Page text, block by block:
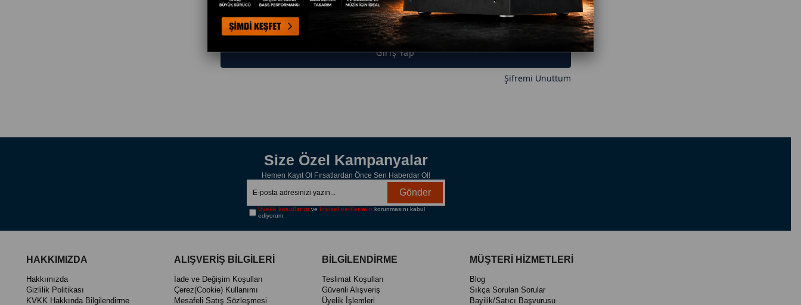
Giriş Yap
Şifremi Unuttum
Size Özel Kampanyalar
Hemen Kayıt Ol Fırsatlardan Önce Sen Haberdar Ol!
Gönder
Üyelik koşullarını ve kişisel verileriminkorunmasını kabul
ediyorum.
HAKKIMIZDA
Hakkımızda
Gizlilik Politikası
KVKK Hakkında Bilgilendirme
ALIŞVERİŞ BİLGİLERİ
İade ve Değişim Koşulları
Çerez(Cookie) Kullanımı
Mesafeli Satış Sözleşmesi
BİLGİLENDİRME
Teslimat Koşulları
Güvenli Alışveriş
Üyelik İşlemleri
MÜŞTERİ HİZMETLERİ
Blog
Sıkça Sorulan Sorular
Bayilik/Satıcı Başvurusu